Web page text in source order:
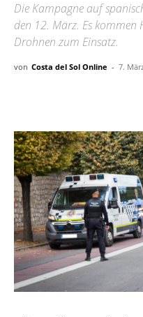
Die Kampagne auf
den 12. März. Es
Drohnen zum Einsatz.
von Costa del Sol Online - 7.